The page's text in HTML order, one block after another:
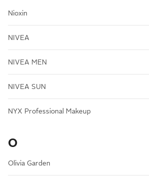
Nioxin
NIVEA
NIVEA MEN
NIVEA SUN
NYX Professional Makeup
O
Olivia Garden